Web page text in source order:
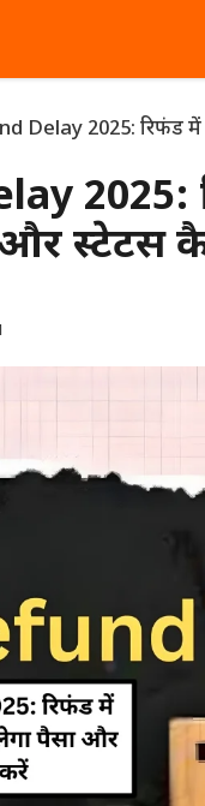
Delay 2025: रिफंड
2025:
और स्टेटस